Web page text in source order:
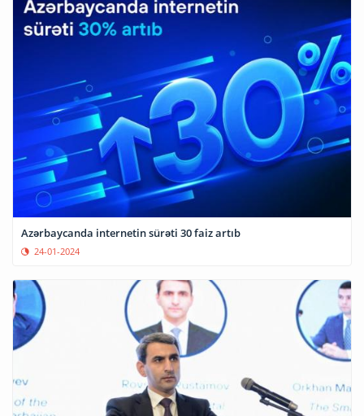
Azərbaycanda internetin sürəti 30 faiz artıb
24-01-2024